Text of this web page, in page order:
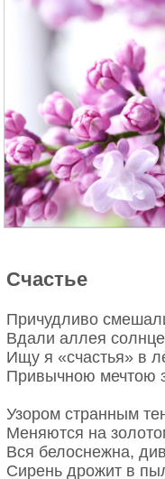
Счастье
Причудливо
Вдали аллея
Ищу я «счастья» в
Привычною мечтою
Узором странным
Меняются на
Вся белоснежна,
Сирень дрожит в